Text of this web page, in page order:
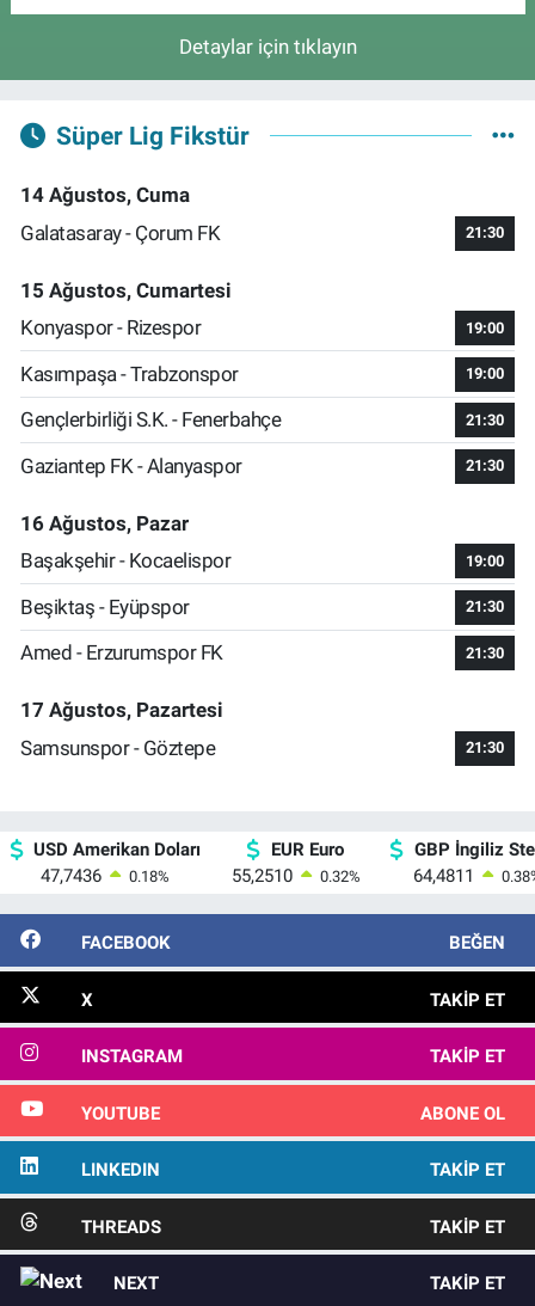
Detaylar için tıklayın
Süper Lig Fikstür
14 Ağustos, Cuma
Galatasaray - Çorum FK
21:30
15 Ağustos, Cumartesi
Konyaspor - Rizespor
19:00
Kasımpaşa - Trabzonspor 19:00
Gençlerbirliği S.K. - Fenerbahçe 21:30
Gaziantep FK - Alanyaspor 21:30
16 Ağustos, Pazar
Başakşehir - Kocaelispor
19:00
Beşiktaş - Eyüpspor 21:30
Amed - Erzurumspor FK 21:30
17 Ağustos, Pazartesi
Samsunspor - Göztepe
21:30
USD Amerikan Doları
47,7436
0.18%
EUR Euro
55,2510
0.32%
GBP İngiliz
64,4811
0.38
FACEBOOK BEĞEN
X TAKIP ET
INSTAGRAM TAKIP ET
YOUTUBE ABONE OL
LINKEDIN TAKIP ET
THREADS TAKIP ET
NEXT TAKIP ET